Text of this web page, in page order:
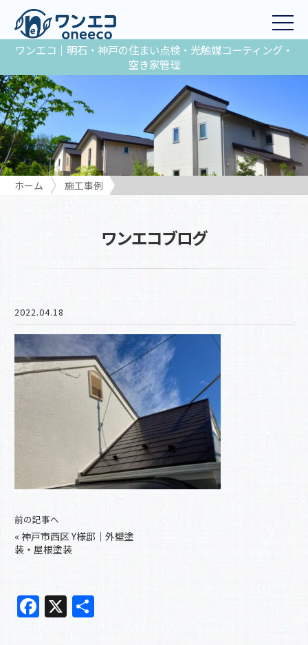
ワンエコ｜明石・神戸の住まい点検・光触媒コーティング・
空き家管理
ホーム 施工事例
ワンエコブログ
2022.04.18
前の記事へ
« 神戸市西区 Y様邸｜外壁塗
装・屋根塗装
F
a
X